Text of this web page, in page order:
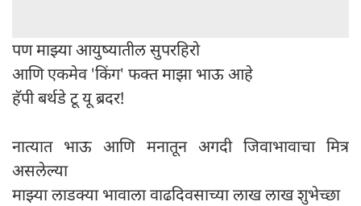
पण माझ्या आयुष्यातील सुपरहिरो
आणि एकमेव 'किंग' फक्त माझा भाऊ आहे
हॅपी बर्थडे टू यू ब्रदर!
नात्यात भाऊ आणि मनातून अगदी जिवाभावाचा मित्र
असलेल्या
माझ्या लाडक्या भावाला वाढदिवसाच्या लाख लाख शुभेच्छा